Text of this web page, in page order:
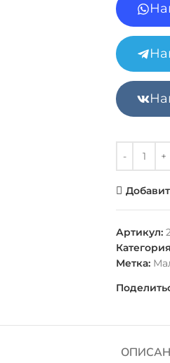
Артикул:
Метка: